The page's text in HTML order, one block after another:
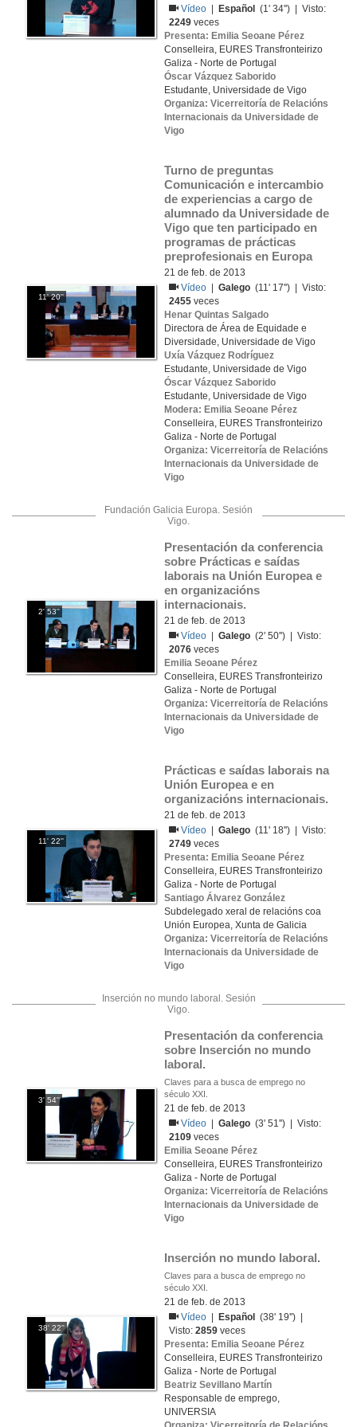
Vídeo
Español
(1' 34'') | Visto:
2249 veces
Presenta: Emilia Seoane Pérez
Conselleira, EURES Transfronteirizo
Galiza - Norte de Portugal
Óscar Vázquez Saborido
Estudante, Universidade de Vigo
Organiza: Vicerreitoría de Relacións
Internacionais da Universidade de
Vigo
11' 20''
Turno de preguntas
Comunicación e intercambio
de experiencias a cargo de
alumnado da Universidade de
Vigo que ten participado en
programas de prácticas
preprofesionais en Europa
21 de feb. de 2013
Vídeo
|Galego (11' 17'') | Visto:
2455 veces
Henar Quintas Salgado
Directora de Área de Equidade e
Diversidade, Universidade de Vigo
Uxía Vázquez Rodríguez
Estudante, Universidade de Vigo
Óscar Vázquez Saborido
Estudante, Universidade de Vigo
Modera: Emilia Seoane Pérez
Conselleira, EURES Transfronteirizo
Galiza - Norte de Portugal
Organiza: Vicerreitoría de Relacións
Internacionais da Universidade de
Vigo
Fundación Galicia Europa. Sesión
Vigo.
2' 53''
Presentación da conferencia
sobre Prácticas e saídas
laborais na Unión Europea e
en organizacións
internacionais.
21 de feb. de 2013
Vídeo
|Galego (2' 50'') | Visto:
2076 veces
Emilia Seoane Pérez
Conselleira, EURES Transfronteirizo
Galiza - Norte de Portugal
Organiza: Vicerreitoría de Relacións
Internacionais da Universidade de
Vigo
11' 22''
Prácticas e saídas laborais na
Unión Europea e en
organizacións internacionais.
21 de feb. de 2013
Vídeo
|Galego (11' 18'') | Visto:
2749 veces
Presenta: Emilia Seoane Pérez
Conselleira, EURES Transfronteirizo
Galiza - Norte de Portugal
Santiago Álvarez González
Subdelegado xeral de relacións coa
Unión Europea, Xunta de Galicia
Organiza: Vicerreitoría de Relacións
Internacionais da Universidade de
Vigo
Inserción no mundo laboral. Sesión
Vigo.
3' 54''
Presentación da conferencia
sobre Inserción no mundo
laboral.
Claves para a busca de emprego no
século XXI.
21 de feb. de 2013
Vídeo
|Galego (3' 51'') | Visto:
2109 veces
Emilia Seoane Pérez
Conselleira, EURES Transfronteirizo
Galiza - Norte de Portugal
Organiza: Vicerreitoría de Relacións
Internacionais da Universidade de
Vigo
38' 22''
Inserción no mundo laboral.
Claves para a busca de emprego no
século XXI.
21 de feb. de 2013
Vídeo
Español
(38' 19'') |
Visto:2859 veces
Presenta: Emilia Seoane Pérez
Conselleira, EURES Transfronteirizo
Galiza - Norte de Portugal
Beatriz Sevillano Martín
Responsable de emprego,
UNIVERSIA